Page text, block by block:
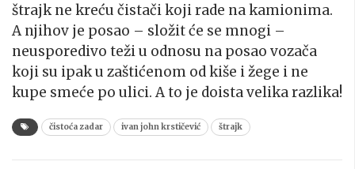
štrajk ne kreću čistači koji rade na kamionima.
A njihov je posao – složit će se mnogi –
neusporedivo teži u odnosu na posao vozača
koji su ipak u zaštićenom od kiše i žege i ne
kupe smeće po ulici. A to je doista velika razlika!
čistoća zadar ivan john krstičević štrajk